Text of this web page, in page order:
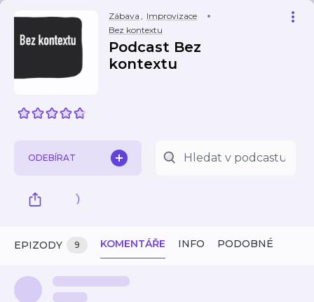
Zábava , Improvizace
Bez kontextu
Podcast Bez
kontextu
ODEBÍRAT
EPIZODY 9 KOMENTÁŘE INFO PODOBNÉ